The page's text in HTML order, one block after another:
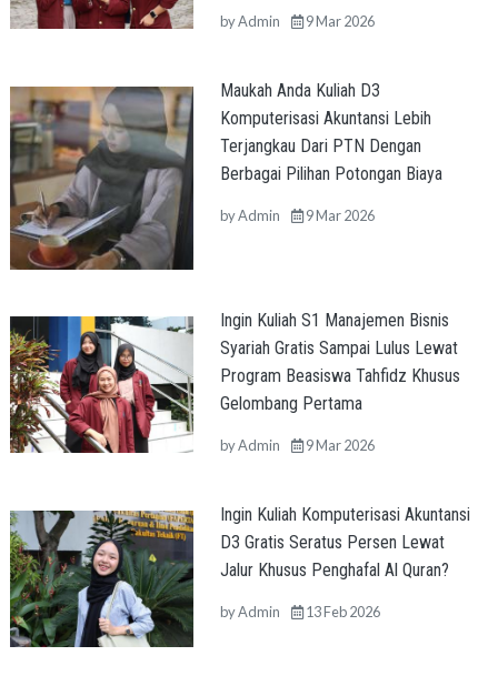
byAdmin 9 Mar 2026
Maukah Anda Kuliah D3
Komputerisasi Akuntansi Lebih
Terjangkau Dari PTN Dengan
Berbagai Pilihan Potongan Biaya
byAdmin 9 Mar 2026
Ingin Kuliah S1 Manajemen Bisnis
Syariah Gratis Sampai Lulus Lewat
Program Beasiswa Tahfidz Khusus
Gelombang Pertama
byAdmin 9 Mar 2026
Ingin Kuliah Komputerisasi Akuntansi
D3 Gratis Seratus Persen Lewat
Jalur Khusus Penghafal Al Quran?
byAdmin 13 Feb 2026